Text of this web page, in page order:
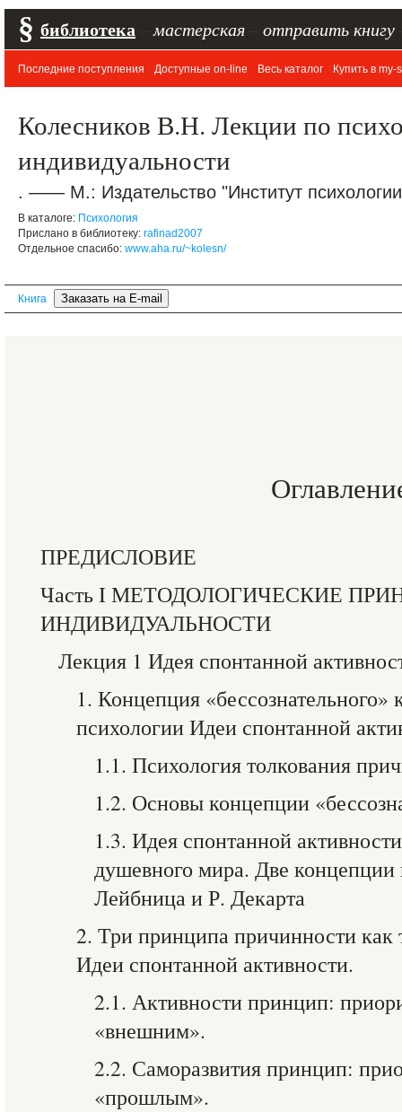
§ библиотека мастерская отправить книгу
Последние поступления Доступные on-line Весь каталог Купить в my-
Колесников В.Н. Лекции по
индивидуальности
. —— М.: Издательство "Институт
В каталоге: Психология
Прислано в библиотеку: rafinad2007
Отдельное спасибо: www.aha.ru/~kolesn/
Книга
ПРЕДИСЛОВИЕ
Часть I МЕТОДОЛОГИЧЕСКИЕ
ИНДИВИДУАЛЬНОСТИ
Лекция 1 Идея спонтанной
1. Концепция
психологии Идеи спонтанной
1.1. Психология толкования
1.2. Основы концепции
1.3. Идея спонтанной
душевного мира. Две
Лейбница и Р. Декарта
2. Три принципа причинности
Идеи спонтанной активности.
2.1. Активности принцип:
«внешним».
2.2. Саморазвития принцип:
«прошлым».